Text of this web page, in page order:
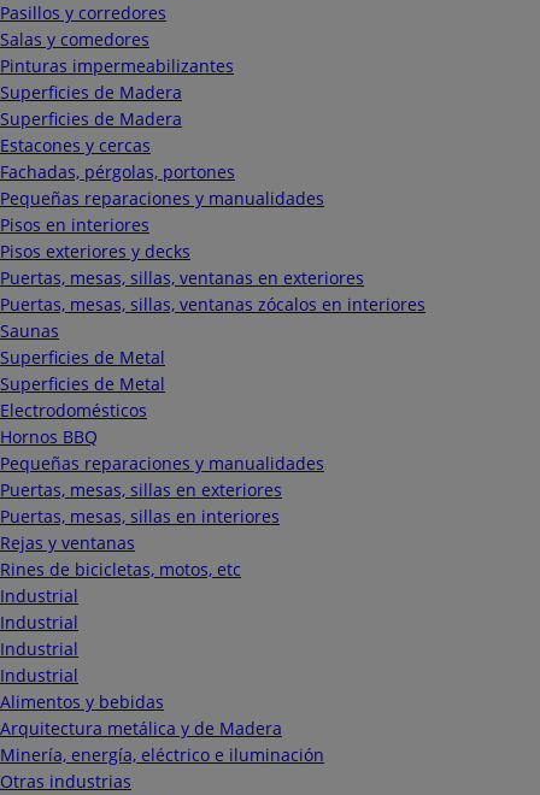
Pasillos y corredores
Salas y comedores
Pinturas impermeabilizantes
Superficies de Madera
Superficies de Madera
Estacones y cercas
Fachadas, pérgolas, portones
Pequeñas reparaciones y manualidades
Pisos en interiores
Pisos exteriores y decks
Puertas, mesas, sillas, ventanas en exteriores
Puertas, mesas, sillas, ventanas zócalos en interiores
Saunas
Superficies de Metal
Superficies de Metal
Electrodomésticos
Hornos BBQ
Pequeñas reparaciones y manualidades
Puertas, mesas, sillas en exteriores
Puertas, mesas, sillas en interiores
Rejas y ventanas
Rines de bicicletas, motos, etc
Industrial
Industrial
Industrial
Industrial
Alimentos y bebidas
Arquitectura metálica y de Madera
Minería, energía, eléctrico e iluminación
Otras industrias